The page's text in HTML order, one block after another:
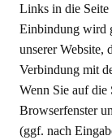
Links in die Seite
Einbindung wird
unserer Website,
Verbindung mit
Wenn Sie auf die
Browserfenster
(ggf. nach